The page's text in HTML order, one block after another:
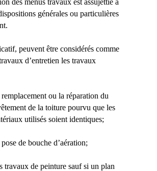
des menus travaux est assujettie à
générales ou particulières
peuvent être considérés comme
d’entretien les travaux
ou la réparation du
de la toiture pourvu que les
utilisés soient identiques;
de bouche d’aération;
travaux de peinture sauf si un plan